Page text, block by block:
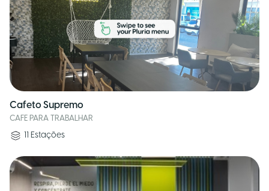
Cafeto Supremo
CAFE PARA TRABALHAR
11 Estações